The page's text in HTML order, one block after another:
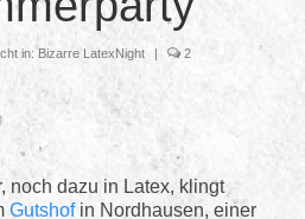
in:Bizarre LatexNight | 2
noch dazu in Latex, klingt
Gutshofin Nordhausen, einer